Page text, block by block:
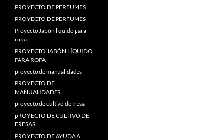
PROYECTO DE PERFUMES
PROYECTO DE PERFUMES
Proyecto Jabòn lìquido para
ropa.
PROYECTO JABÓN LÍQUIDO
PARA ROPA
proyecto de manualidades
PROYECTO DE
MANUALIDADES
proyecto de cultivo de fresa
pROYECTO DE CULTIVO DE
FRESAS
PROYECTO DE AYUDA A